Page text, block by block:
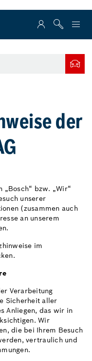
der
„Bosch“ bzw. „Wir“
unserer
(zusammen auch
an unserem
im
Verarbeitung
Sicherheit aller
Anliegen, das wir in
Wir
die bei Ihrem Besuch
vertraulich und